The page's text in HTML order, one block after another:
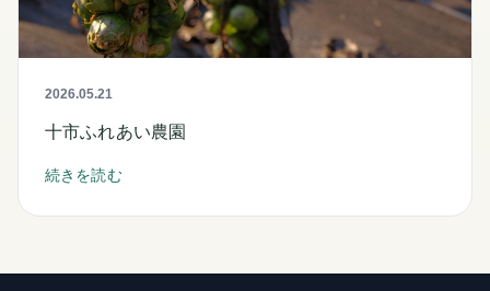
2026.05.21
十市ふれあい農園
続きを読む